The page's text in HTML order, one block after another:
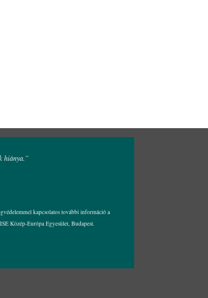
hiánya.”
kapcsolatos további információ a
Közép-Európa Egyesület, Budapest.